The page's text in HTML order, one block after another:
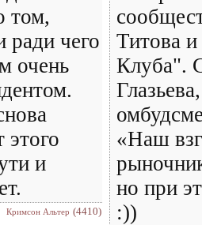
том,
ради чего
очень
этого
и
Кримсон Альтер (4410)
Титова
Клуба".
«Наш
но при
:))